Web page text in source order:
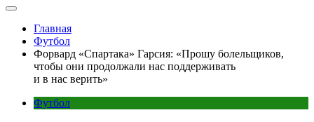
Главная
Футбол
Форвард «Спартака» Гарсия: «Прошу болельщиков,
чтобы они продолжали нас поддерживать
и в нас верить»
Футбол